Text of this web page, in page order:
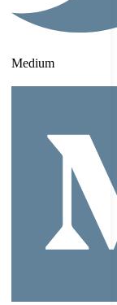
Medium